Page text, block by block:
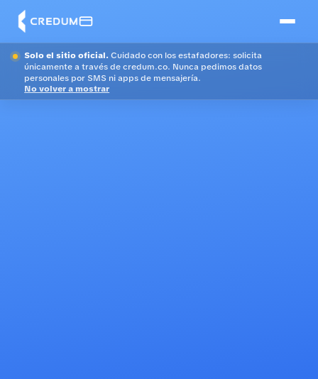
Solo el sitio oficial. Cuidado con los estafadores: solicita
únicamente a través de credum.co. Nunca pedimos datos
personales por SMS ni apps de mensajería.
No volver a mostrar